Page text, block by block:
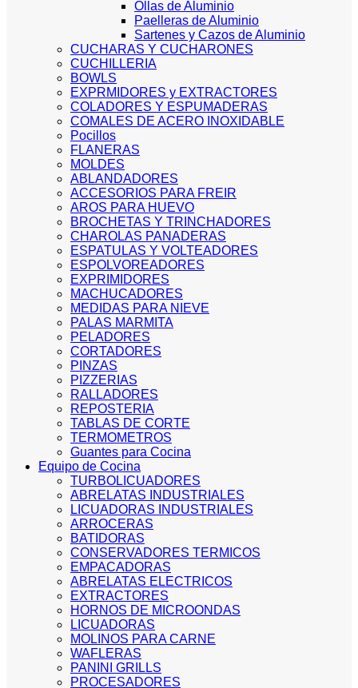
Ollas de Aluminio
Paelleras de Aluminio
Sartenes y Cazos de Aluminio
CUCHARAS Y CUCHARONES
CUCHILLERIA
BOWLS
EXPRMIDORES y EXTRACTORES
COLADORES Y ESPUMADERAS
COMALES DE ACERO INOXIDABLE
Pocillos
FLANERAS
MOLDES
ABLANDADORES
ACCESORIOS PARA FREIR
AROS PARA HUEVO
BROCHETAS Y TRINCHADORES
CHAROLAS PANADERAS
ESPATULAS Y VOLTEADORES
ESPOLVOREADORES
EXPRIMIDORES
MACHUCADORES
MEDIDAS PARA NIEVE
PALAS MARMITA
PELADORES
CORTADORES
PINZAS
PIZZERIAS
RALLADORES
REPOSTERIA
TABLAS DE CORTE
TERMOMETROS
Guantes para Cocina
Equipo de Cocina
TURBOLICUADORES
ABRELATAS INDUSTRIALES
LICUADORAS INDUSTRIALES
ARROCERAS
BATIDORAS
CONSERVADORES TERMICOS
EMPACADORAS
ABRELATAS ELECTRICOS
EXTRACTORES
HORNOS DE MICROONDAS
LICUADORAS
MOLINOS PARA CARNE
WAFLERAS
PANINI GRILLS
PROCESADORES